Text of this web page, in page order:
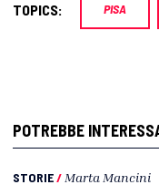
TOPICS: PISA
POTREBBE
STORIE/ Marta Mancini